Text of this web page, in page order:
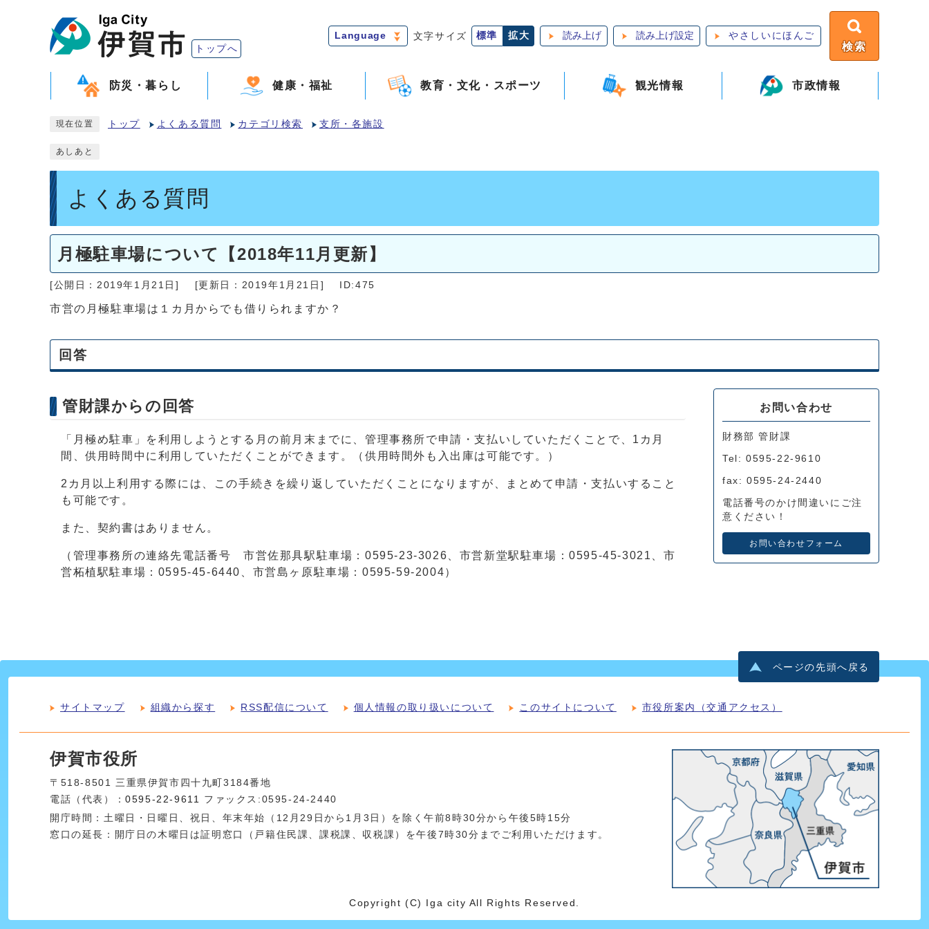
トップへ
Language 文字サイズ 標準 拡大 読み上げ 読み上げ設定 やさしいにほんご
検索
防災・暮らし 健康・福祉 教育・文化・スポーツ 観光情報 市政情報
現在位置 トップ よくある質問 カテゴリ検索 支所・各施設
あしあと
よくある質問
月極駐車場について【2018年11月更新】
[公開日：2019年1月21日] [更新日：2019年1月21日] ID:475
市営の月極駐車場は１カ月からでも借りられますか？
回答
管財課からの回答
「月極め駐車」を利用しようとする月の前月末までに、管理事務所で申請・支払いしていただくことで、1カ月
間、供用時間中に利用していただくことができます。（供用時間外も入出庫は可能です。）
2カ月以上利用する際には、この手続きを繰り返していただくことになりますが、まとめて申請・支払いすること
も可能です。
また、契約書はありません。
（管理事務所の連絡先電話番号 市営佐那具駅駐車場：0595-23-3026、市営新堂駅駐車場：0595-45-3021、市
営柘植駅駐車場：0595-45-6440、市営島ヶ原駐車場：0595-59-2004）
お問い合わせ
財務部 管財課
Tel: 0595-22-9610
fax: 0595-24-2440
電話番号のかけ間違いにご注
意ください！
お問い合わせフォーム
ページの先頭へ戻る
サイトマップ 組織から探す RSS配信について 個人情報の取り扱いについて このサイトについて 市役所案内（交通アクセス）
伊賀市役所
〒518-8501 三重県伊賀市四十九町3184番地
電話（代表）：0595-22-9611 ファックス:0595-24-2440
開庁時間：土曜日・日曜日、祝日、年末年始（12月29日から1月3日）を除く午前8時30分から午後5時15分
窓口の延長：開庁日の木曜日は証明窓口（戸籍住民課、課税課、収税課）を午後7時30分までご利用いただけます。
Copyright (C) Iga city All Rights Reserved.